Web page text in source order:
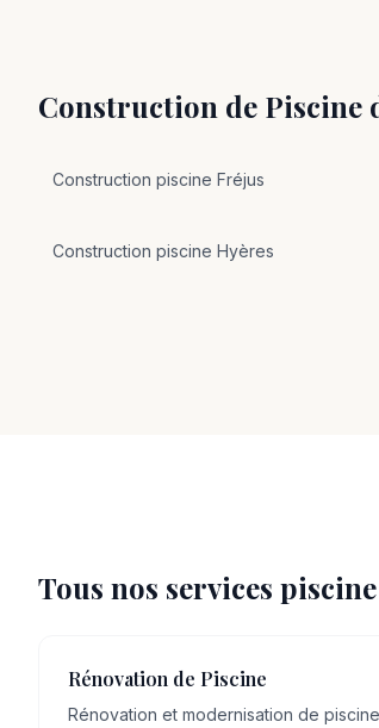
Construction de Piscine
Construction piscine Fréjus
Construction piscine Hyères
Tous nos services
Rénovation de Piscine
Rénovation et modernisation de